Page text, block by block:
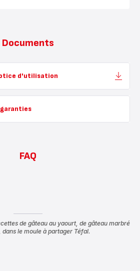
Documents
d'utilisation
FAQ
de gâteau au yaourt, de gâteau marbré
le moule à partager Téfal.